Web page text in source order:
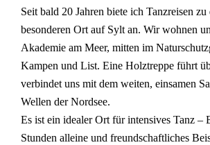
Seit bald 20 Jahren biete ich Tanzreisen zu
besonderen Ort auf Sylt an. Wir wohnen
Akademie am Meer, mitten im
Kampen und List. Eine Holztreppe führt
verbindet uns mit dem weiten, einsamen
Wellen der Nordsee.
Es ist ein idealer Ort für intensives Tanz –
Stunden alleine und freundschaftliches